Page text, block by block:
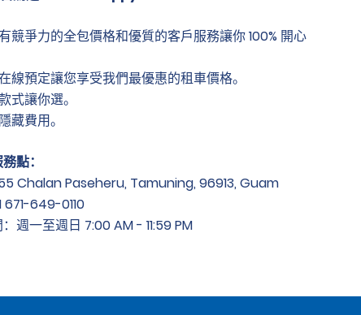
競爭力的全包價格和優質的客戶服務讓你 100% 開心
線預定讓您享受我們最優惠的租車價格。
式讓你選。
藏費用。
點：
Chalan Paseheru, Tamuning, 96913, Guam
671-649-0110
週一至週日 7:00 AM - 11:59 PM